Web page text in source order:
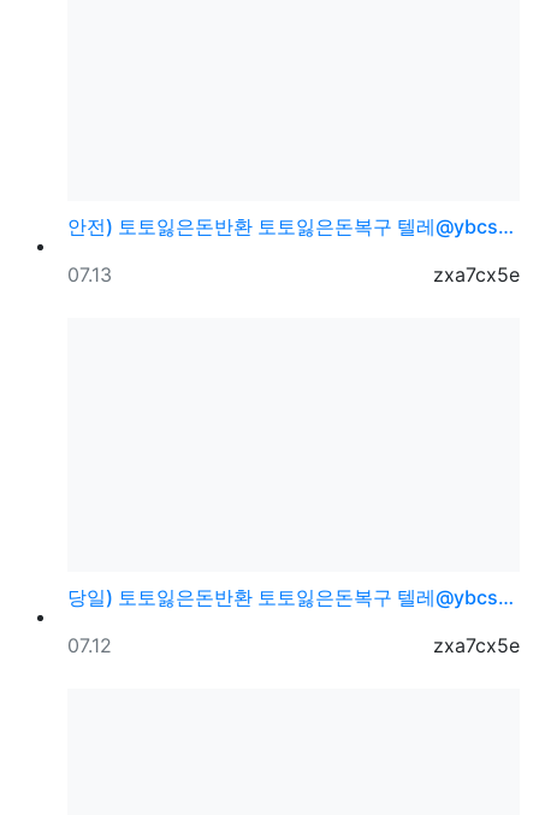
안전) 토토잃은돈반환 토토잃은돈복구 텔레@ybcs24
등록자
zxa7cx5e
등록일
07.13
당일) 토토잃은돈반환 토토잃은돈복구 텔레@ybcs24
등록자
zxa7cx5e
등록일
07.12